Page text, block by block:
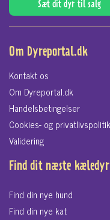
Sæt dit dyr til salg
Om Dyreportal.dk
Kontakt os
Om Dyreportal.dk
Handelsbetingelser
Cookies- og privatlivspolitik
Validering
Find dit næste kæledyr
Find din nye hund
Find din nye kat